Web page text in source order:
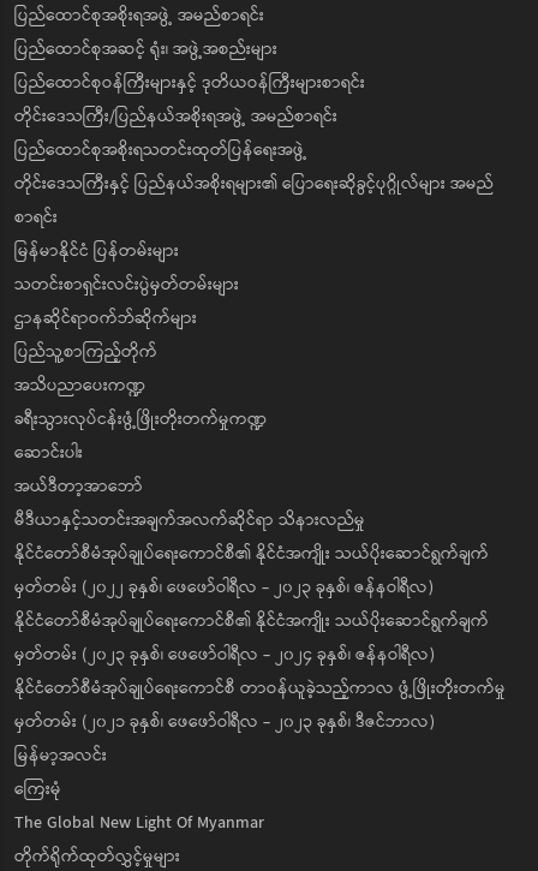
ပြည်ထောင်စုအစိုးရအဖွဲ့ အမည်စာရင်း
ပြည်ထောင်စုအဆင့် ရုံး၊ အဖွဲ့အစည်းများ
ပြည်ထောင်စုဝန်ကြီးများနှင့် ဒုတိယဝန်ကြီးများစာရင်း
တိုင်းဒေသကြီး/ပြည်နယ်အစိုးရအဖွဲ့ အမည်စာရင်း
ပြည်ထောင်စုအစိုးရသတင်းထုတ်ပြန်ရေးအဖွဲ့
တိုင်းဒေသကြီးနှင့် ပြည်နယ်အစိုးရများ၏ ပြောရေးဆိုခွင့်ပုဂ္ဂိုလ်များ အမည်
စာရင်း
မြန်မာနိုင်ငံ ပြန်တမ်းများ
သတင်းစာရှင်းလင်းပွဲမှတ်တမ်းများ
ဌာနဆိုင်ရာဝက်ဘ်ဆိုက်များ
ပြည်သူ့စာကြည့်တိုက်
အသိပညာပေးကဏ္ဍ
ခရီးသွားလုပ်ငန်းဖွံ့ဖြိုးတိုးတက်မှုကဏ္ဍ
ဆောင်းပါး
အယ်ဒီတာ့အာဘော်
မီဒီယာနှင့်သတင်းအချက်အလက်ဆိုင်ရာ သိနားလည်မှု
နိုင်ငံတော်စီမံအုပ်ချုပ်ရေးကောင်စီ၏ နိုင်ငံအကျိုး သယ်ပိုးဆောင်ရွက်ချက်
မှတ်တမ်း (၂၀၂၂ ခုနှစ်၊ ဖေဖော်ဝါရီလ - ၂၀၂၃ ခုနှစ်၊ ဇန်နဝါရီလ)
နိုင်ငံတော်စီမံအုပ်ချုပ်ရေးကောင်စီ၏ နိုင်ငံအကျိုး သယ်ပိုးဆောင်ရွက်ချက်
မှတ်တမ်း (၂၀၂၃ ခုနှစ်၊ ဖေဖော်ဝါရီလ - ၂၀၂၄ ခုနှစ်၊ ဇန်နဝါရီလ)
နိုင်ငံတော်စီမံအုပ်ချုပ်ရေးကောင်စီ တာဝန်ယူခဲ့သည့်ကာလ ဖွံ့ဖြိုးတိုးတက်မှု
မှတ်တမ်း (၂၀၂၁ ခုနှစ်၊ ဖေဖော်ဝါရီလ - ၂၀၂၃ ခုနှစ်၊ ဒီဇင်ဘာလ)
မြန်မာ့အလင်း
ကြေးမုံ
The Global New Light Of Myanmar
တိုက်ရိုက်ထုတ်လွှင့်မှုများ